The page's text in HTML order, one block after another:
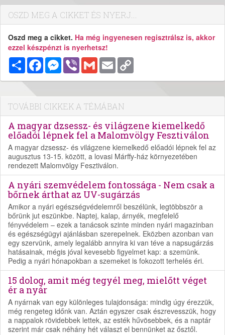
OSZD MEG A CIKKET ÉS NYERJ...
Oszd meg a cikket. Ha még ingyenesen regisztrálsz is, akkor
ezzel készpénzt is nyerhetsz!
MegosztásFacebookMessenger
Viber Gmail Email
TOVÁBBI CIKKEK A TÉMÁBAN
A magyar dzsessz- és világzene kiemelkedő
előadói lépnek fel a Malomvölgy Fesztiválon
A magyar dzsessz- és világzene kiemelkedő előadói lépnek fel az
augusztus 13-15. között, a lovasi Márffy-ház környezetében
rendezett Malomvölgy Fesztiválon.
A nyári szemvédelem fontossága - Nem csak a
bőrnek árthat az UV-sugárzás
Amikor a nyári egészségvédelemről beszélünk, legtöbbször a
bőrünk jut eszünkbe. Naptej, kalap, árnyék, megfelelő
fényvédelem – ezek a tanácsok szinte minden nyári magazinban
és egészségügyi ajánlásban szerepelnek. Eközben azonban van
egy szervünk, amely legalább annyira ki van téve a napsugárzás
hatásainak, mégis jóval kevesebb figyelmet kap: a szemünk.
Pedig a nyári hónapokban a szemeket is fokozott terhelés éri.
15 dolog, amit még tegyél meg, mielőtt véget
ér a nyár
A nyárnak van egy különleges tulajdonsága: mindig úgy érezzük,
még rengeteg időnk van. Aztán egyszer csak észrevesszük, hogy
a nappalok rövidebbek lettek, az esték hűvösebbek, és a naptár
szerint már csak néhány hét választ el bennünket az ősztől.